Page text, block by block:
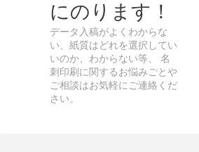
にのります！
データ入稿がよくわからな
い、紙質はどれを選択してい
いのか、わからない等、 名
刺印刷に関するお悩みごとや
ご相談はお気軽にご連絡くだ
さい。